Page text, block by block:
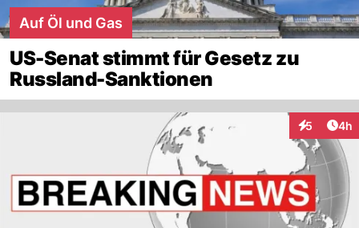
Auf Öl und Gas
US-Senat stimmt für Gesetz zu
Russland-Sanktionen
5 4h